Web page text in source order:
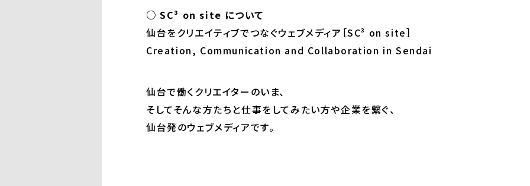
○ SC³ on site について
仙台をクリエイティブでつなぐウェブメディア［SC³ on site］
Creation, Communication and Collaboration in Sendai
仙台で働くクリエイターのいま、
そしてそんな方たちと仕事をしてみたい方や企業を繋ぐ、
仙台発のウェブメディアです。